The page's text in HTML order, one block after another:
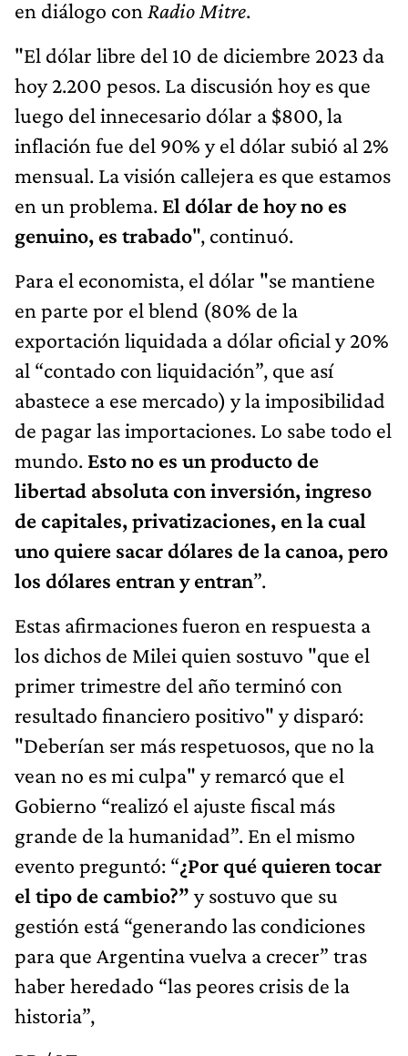
en diálogo con Radio Mitre.
"El dólar libre del 10 de diciembre 2023 da
hoy 2.200 pesos. La discusión hoy es que
luego del innecesario dólar a $800, la
inflación fue del 90% y el dólar subió al 2%
mensual. La visión callejera es que estamos
en un problema. El dólar de hoy no es
genuino, es trabado", continuó.
Para el economista, el dólar "se mantiene
en parte por el blend (80% de la
exportación liquidada a dólar oficial y 20%
al “contado con liquidación”, que así
abastece a ese mercado) y la imposibilidad
de pagar las importaciones. Lo sabe todo el
mundo. Esto no es un producto de
libertad absoluta con inversión, ingreso
de capitales, privatizaciones, en la cual
uno quiere sacar dólares de la canoa, pero
los dólares entran y entran”.
Estas afirmaciones fueron en respuesta a
los dichos de Milei quien sostuvo "que el
primer trimestre del año terminó con
resultado financiero positivo" y disparó:
"Deberían ser más respetuosos, que no la
vean no es mi culpa" y remarcó que el
Gobierno “realizó el ajuste fiscal más
grande de la humanidad”. En el mismo
evento preguntó: “¿Por qué quieren tocar
el tipo de cambio?” y sostuvo que su
gestión está “generando las condiciones
para que Argentina vuelva a crecer” tras
haber heredado “las peores crisis de la
historia”,